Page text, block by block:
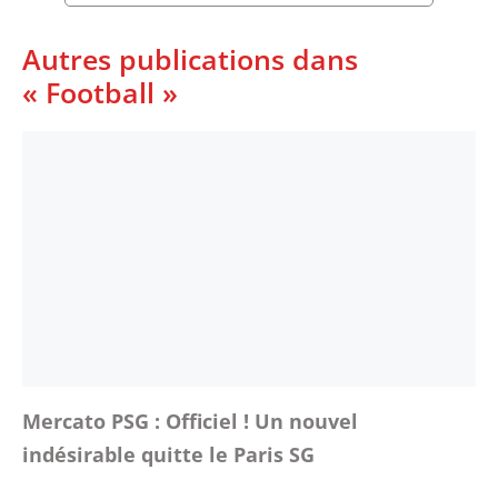
Autres publications dans
« Football »
Mercato PSG : Officiel ! Un nouvel
indésirable quitte le Paris SG